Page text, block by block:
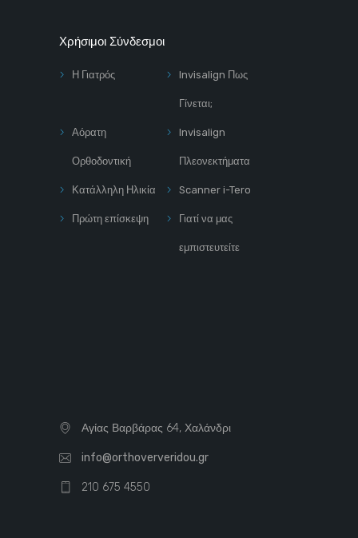
Χρήσιμοι Σύνδεσμοι
Η Γιατρός Invisalign Πως
Γίνεται;
Αόρατη
Ορθοδοντική
Invisalign
Πλεονεκτήματα
Κατάλληλη Ηλικία Scanner i-Tero
Πρώτη επίσκεψη Γιατί να μας
εμπιστευτείτε
Αγίας Βαρβάρας 64, Χαλάνδρι
info@orthoververidou.gr
210 675 4550